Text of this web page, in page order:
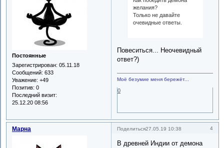
Постоянные
Зарегистрирован: 05.11.18
Сообщений: 633
Уважение: +49
Позитив: 0
Последний визит:
25.12.20 08:56
желания?
Только не давайте
очевидные ответы.
Повеситься... Неочевидный
ответ?)
Моё безумие меня бережёт...
0
Поделиться 4
27.05.19 10:38
Марна
В древней Индии от демона